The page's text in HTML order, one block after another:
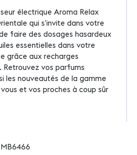
électrique Aroma Relax
qui s’invite dans votre
faire des dosages hasardeux
essentielles dans votre
grâce aux recharges
Retrouvez vos parfums
les nouveautés de la gamme
et vos proches à coup sûr
MB6466